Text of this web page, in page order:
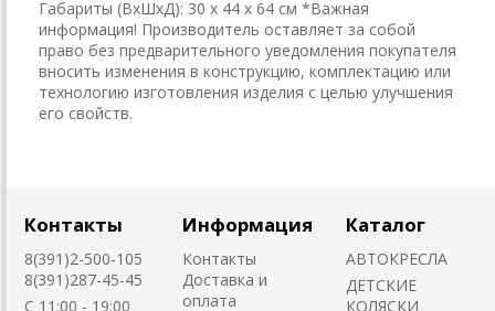
Габариты (ВхШхД): 30 x 44 x 64 см *Важная
информация! Производитель оставляет за собой
право без предварительного уведомления покупателя
вносить изменения в конструкцию, комплектацию или
технологию изготовления изделия с целью улучшения
его свойств.
Контакты
8(391)2-500-105
8(391)287-45-45
C 11:00 - 19:00
Информация
Контакты
Доставка и
оплата
Каталог
АВТОКРЕСЛА
ДЕТСКИЕ
КОЛЯСКИ